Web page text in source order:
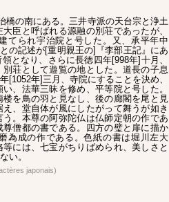
橋の南にある。三井寺派の天台宗と浄土
臣と呼ばれる源融の別荘であったが、
てられ宇治院と号した。又、承平年中
の記述が[重明親王の]『李部王記』にあ
となり、さらに長徳四年[998年]十月、
荘として遊覧の地とした。道長の子息
[1052年]三月、寺院にすることを決め、
、法華三昧を修め、平等院と号した。
を鳥の羽と見なし、後の廊閣を尾と見
、堂自体が風にしたがって舞うが如き
。本尊の阿弥陀仏は仏師定朝の作であ
僧都の書である。四方の璧と扉に描か
為成の作である。色紙の書は堀川左大
には、七宝がちりばめられ、美しさと
い。
japonais)